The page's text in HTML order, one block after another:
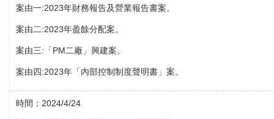
案由一:2023年財務報告及營業報告書案。
案由二:2023年盈餘分配案。
案由三:「PM二廠」興建案。
案由四:2023年「內部控制制度聲明書」案。
時間：2024/4/24